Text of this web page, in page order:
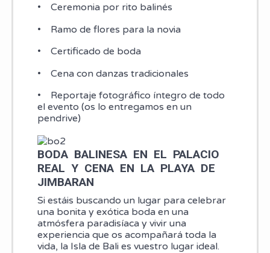
• Ceremonia por rito balinés
• Ramo de flores para la novia
• Certificado de boda
• Cena con danzas tradicionales
• Reportaje fotográfico íntegro de todo
el evento (os lo entregamos en un
pendrive)
BODA BALINESA EN EL PALACIO
REAL Y CENA EN LA PLAYA DE
JIMBARAN
Si estáis buscando un lugar para celebrar
una bonita y exótica boda en una
atmósfera paradisíaca y vivir una
experiencia que os acompañará toda la
vida, la Isla de Bali es vuestro lugar ideal.